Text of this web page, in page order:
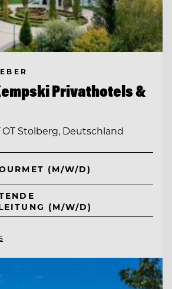
Privathotels &
Stolberg, Deutschland
(M/W/D)
(M/W/D)